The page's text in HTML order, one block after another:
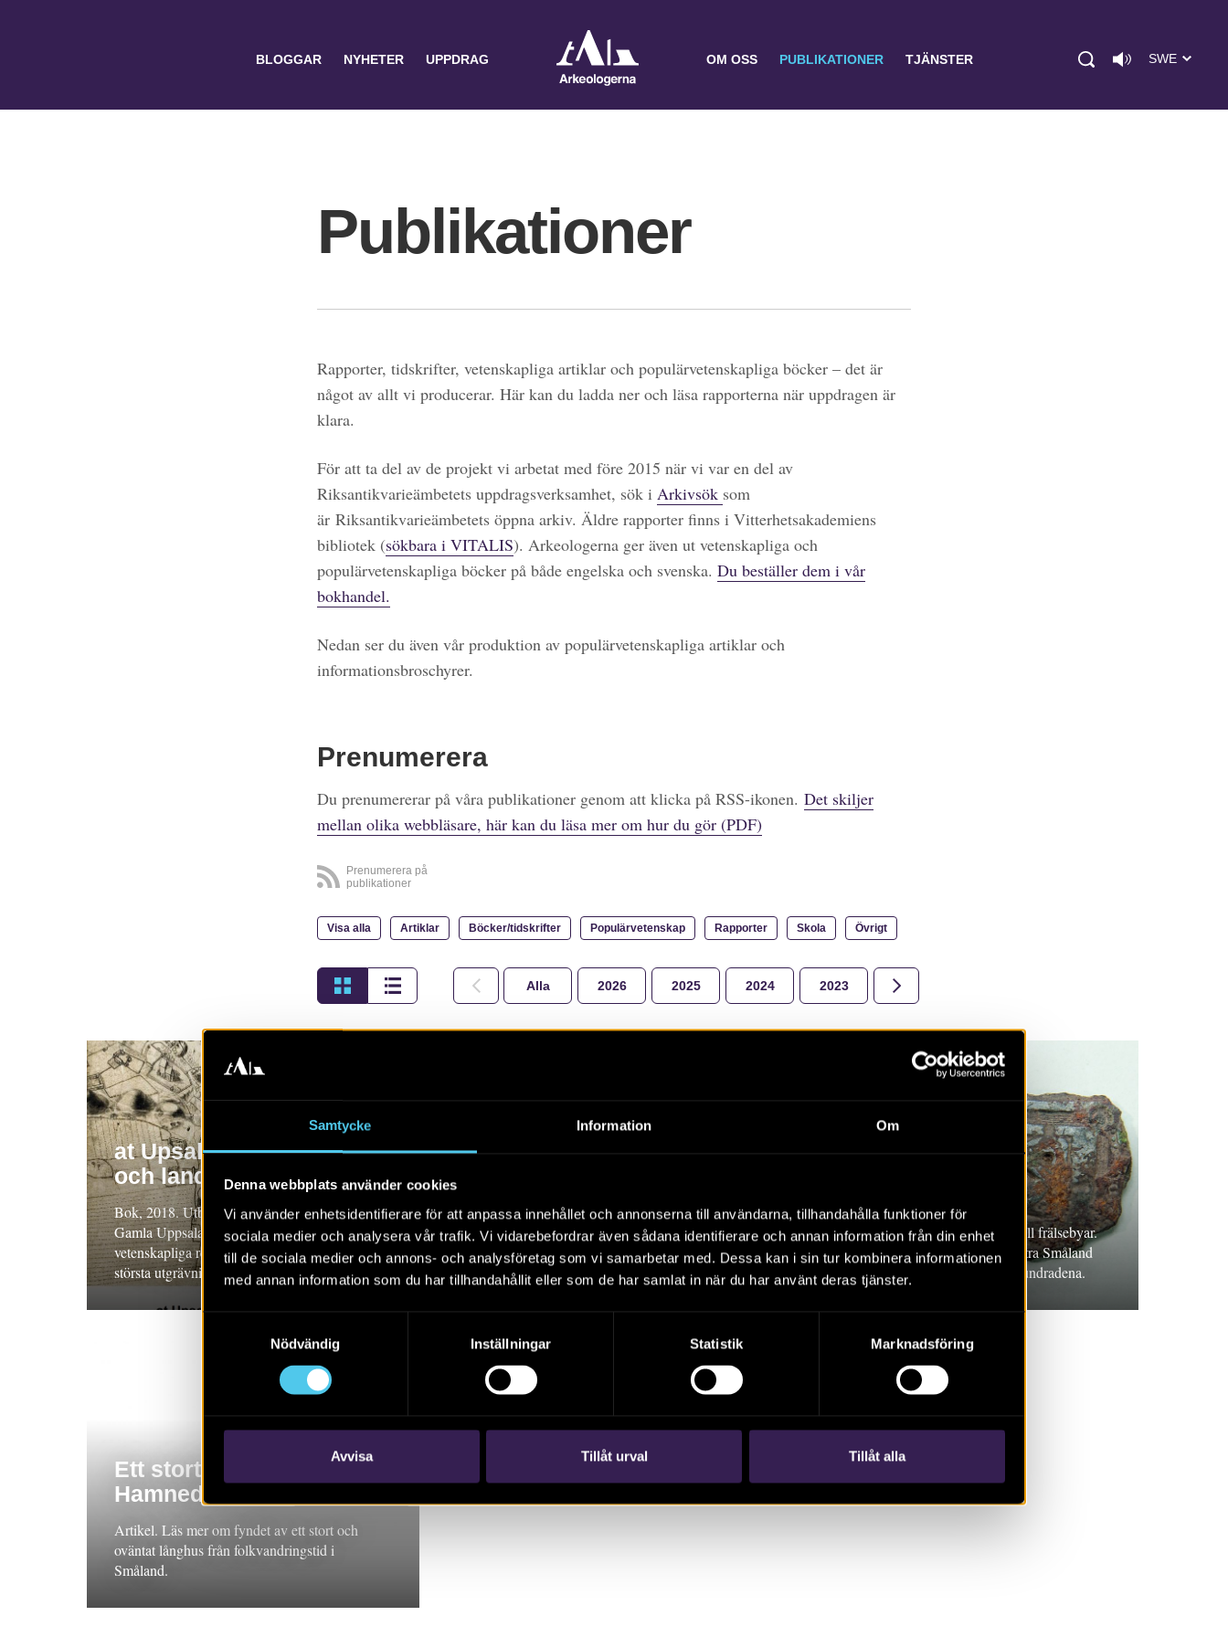
Samtycke Information Om
Denna webbplats använder cookies
Vi använder enhetsidentifierare för att anpassa innehållet och annonserna till användarna, tillhandahålla funktioner för
sociala medier och analysera vår trafik. Vi vidarebefordrar även sådana identifierare och annan information från din enhet
till de sociala medier och annons- och analysföretag som vi samarbetar med. Dessa kan i sin tur kombinera informationen
med annan information som du har tillhandahållit eller som de har samlat in när du har använt deras tjänster.
Nödvändig
Inställningar Statistik Marknadsföring
Avvisa Tillåt urval Tillåt alla
BLOGGAR NYHETER UPPDRAG OM OSS PUBLIKATIONER TJÄNSTER SWE
Publikationer
Rapporter, tidskrifter, vetenskapliga artiklar och populärvetenskapliga böcker – det är
något av allt vi producerar. Här kan du ladda ner och läsa rapporterna när uppdragen är
klara.
För att ta del av de projekt vi arbetat med före 2015 när vi var en del av
Riksantikvarieämbetets uppdragsverksamhet, sök i Arkivsök som
är Riksantikvarieämbetets öppna arkiv. Äldre rapporter finns i Vitterhetsakademiens
bibliotek (sökbara i VITALIS). Arkeologerna ger även ut vetenskapliga och
populärvetenskapliga böcker på både engelska och svenska. Du beställer dem i vår
bokhandel.
Nedan ser du även vår produktion av populärvetenskapliga artiklar och
informationsbroschyrer.
Prenumerera
Du prenumererar på våra publikationer genom att klicka på RSS-ikonen. Det skiljer
mellan olika webbläsare, här kan du läsa mer om hur du gör (PDF)
Prenumerera på
publikationer
Visa alla Artiklar Böcker/tidskrifter Populärvetenskap Rapporter Skola Övrigt
Alla 2026 2025 2024 2023 2022
at Upsalum – människor
och landskapande
Bok, 2018. Utbyggnad av Ostkustbanan genom
Gamla Uppsala. Nu presenteras de
vetenskapliga resultaten från en av Sveriges
största utgrävningar i vår nya bok!
Artikel. De obesuttnas arkeologi och kulturarv
(cirka 1700-1900). Martin Hansson, Pia
Nilsson, Eva Svensson
Artikel. Från vikingatida gårdar till frälsebyar.
Om människor och byar i sydvästra Småland
och hur de förändrats genom århundradena.
Ett stort långhus i
Hamneda
Artikel. Läs mer om fyndet av ett stort och
oväntat långhus från folkvandringstid i
Småland.